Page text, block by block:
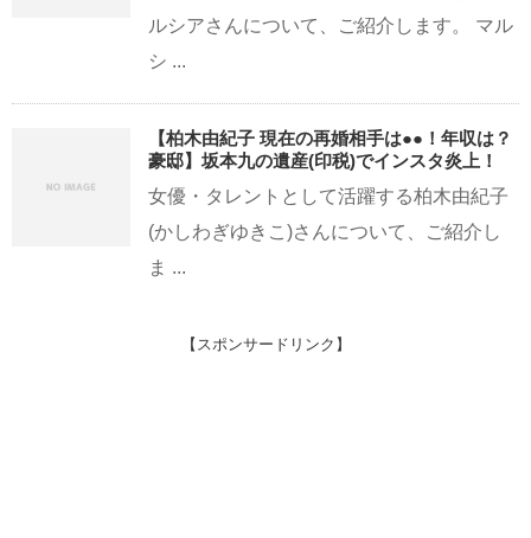
ルシアさんについて、ご紹介します。 マル
シ ...
【柏木由紀子 現在の再婚相手は●●！年収は？
豪邸】坂本九の遺産(印税)でインスタ炎上！
女優・タレントとして活躍する柏木由紀子
(かしわぎゆきこ)さんについて、ご紹介し
ま ...
【スポンサードリンク】